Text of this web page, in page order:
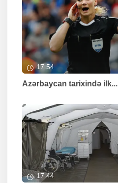
17:54
Azərbaycan tarixində ilk...
17:44